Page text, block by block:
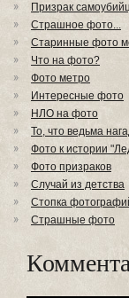
Призрак
Страшное фото...
Старинные фото
Что на фото?
Фото метро
Интересные фото
НЛО на фото
То, что ведьма
Фото к истории
Фото призраков
Случай из детства
Стопка
Страшные фото